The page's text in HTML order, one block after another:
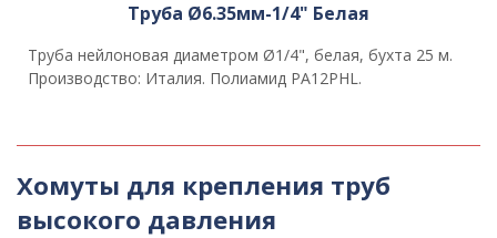
Труба Ø6.35мм-1/4" Белая
Труба нейлоновая диаметром Ø1/4", белая, бухта 25 м.
Производство: Италия. Полиамид PA12PHL.
Хомуты для крепления труб
высокого давления